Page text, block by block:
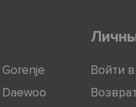
Gorenje
Daewoo
Войти в